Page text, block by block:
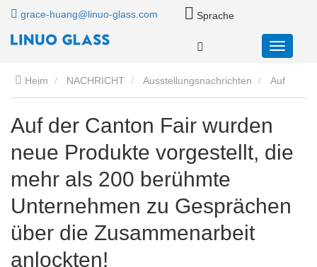
grace-huang@linuo-glass.com Sprache
Heim NACHRICHT Ausstellungsnachrichten
200 berühmte Unternehmen zu Gesprächen über die
Zusammenarbeit anlockten!
Auf der Canton Fair wurden
neue Produkte vorgestellt, die
mehr als 200 berühmte
Unternehmen zu Gesprächen
über die Zusammenarbeit
anlockten!